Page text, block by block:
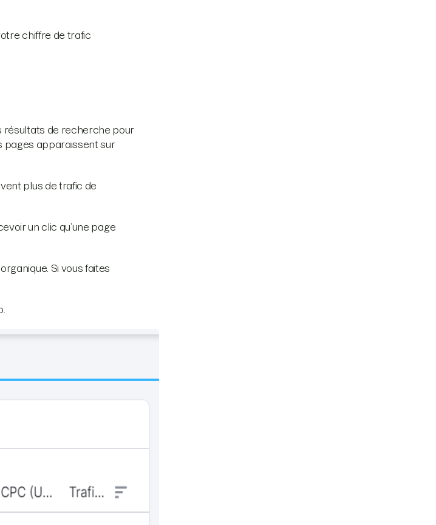
chiffre de trafic
résultats de recherche pour
pages apparaissent sur
plus de trafic de
un clic qu’une page
Si vous faites